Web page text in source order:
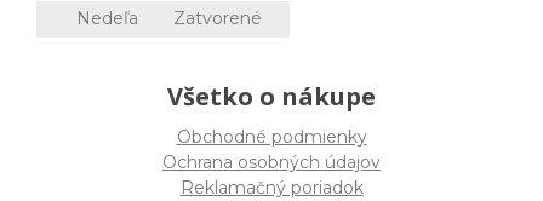
Nedeľa
Zatvorené
Všetko o nákupe
Obchodné podmienky
Ochrana osobných údajov
Reklamačný poriadok